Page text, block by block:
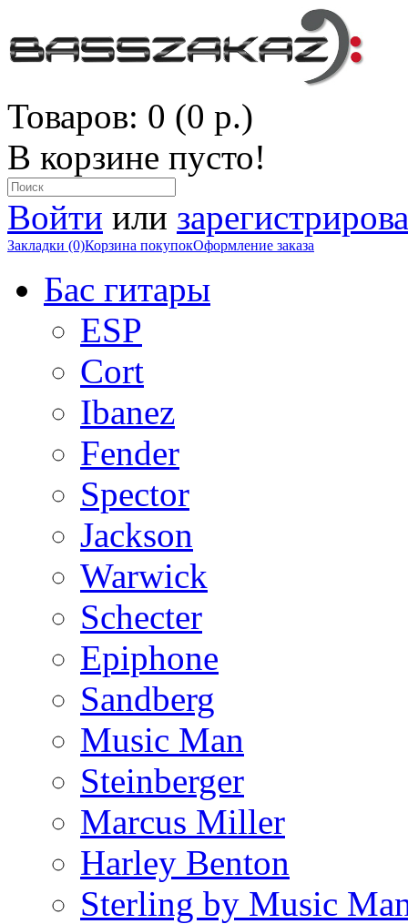
Товаров: 0 (0 р.)
В корзине пусто!
Войти или
Закладки (0)Корзина покупокОформление заказа
Бас гитары
ESP
Cort
Ibanez
Fender
Spector
Jackson
Warwick
Schecter
Epiphone
Sandberg
Music Man
Steinberger
Marcus Miller
Harley Benton
Sterling by Music